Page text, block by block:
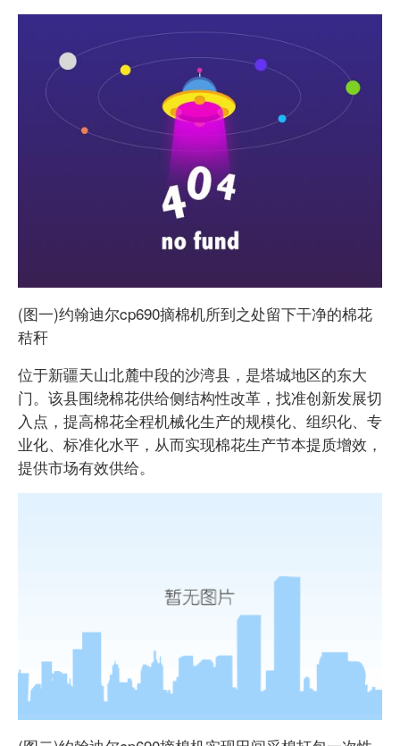
(图一)约翰迪尔cp690摘棉机所到之处留下干净的棉花
秸秆
位于新疆天山北麓中段的沙湾县，是塔城地区的东大
门。该县围绕棉花供给侧结构性改革，找准创新发展切
入点，提高棉花全程机械化生产的规模化、组织化、专
业化、标准化水平，从而实现棉花生产节本提质增效，
提供市场有效供给。